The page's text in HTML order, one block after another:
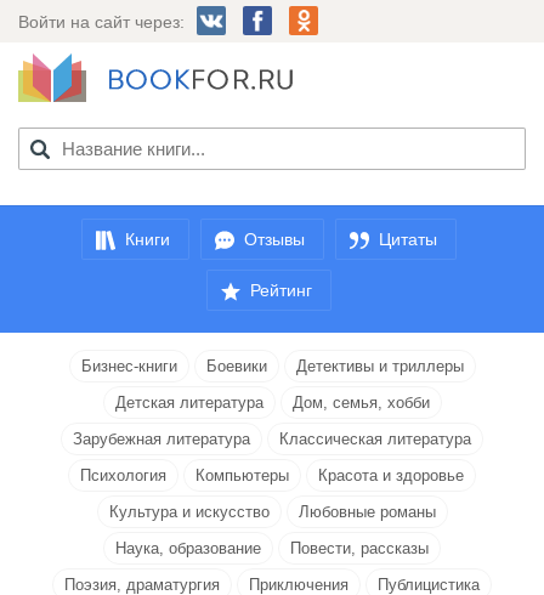
Войти на сайт через:
Книги Отзывы Цитаты
Рейтинг
Бизнес-книги Боевики
Детективы и триллеры
Детская литература
Дом, семья, хобби
Зарубежная литература
Классическая литература
Психология
Компьютеры
Красота и здоровье
Культура и искусство
Любовные романы
Наука, образование
Повести, рассказы
Поэзия, драматургия
Приключения
Публицистика